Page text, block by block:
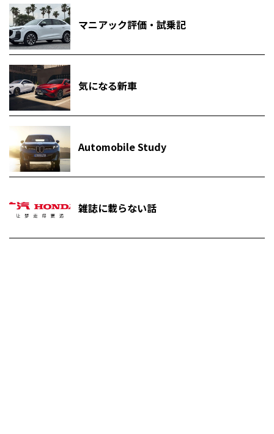
マニアック評価・試乗記
気になる新車
Automobile Study
雑誌に載らない話